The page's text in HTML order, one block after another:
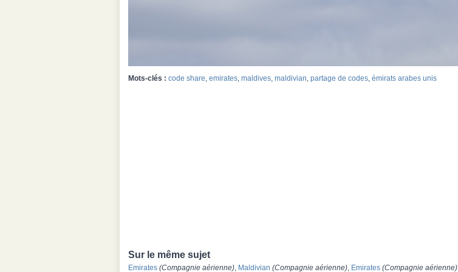
Mots-clés : code share, emirates, maldives, maldivian, partage de codes, émirats arabes unis
Sur le même sujet
Emirates (Compagnie aérienne), Maldivian (Compagnie aérienne), Emirates (Compagnie aérienne)